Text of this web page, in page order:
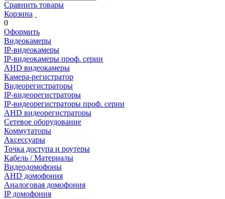
Сравнить товары
Корзина
0
Оформить
Видеокамеры
IP-видеокамеры
IP-видеокамеры проф. серии
AHD видеокамеры
Камера-регистратор
Видеорегистраторы
IP-видеорегистраторы
IP-видеорегистраторы проф. серии
AHD видеорегистраторы
Сетевое оборудование
Коммутаторы
Аксессуары
Точка доступа и роутеры
Кабель / Материалы
Видеодомофоны
AHD домофония
Аналоговая домофония
IP домофония